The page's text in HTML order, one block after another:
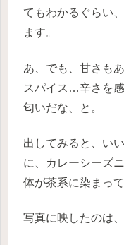
てもわかるぐらい
ます。
あ、でも、甘さも
スパイス…辛さを
匂いだな、と。
出してみると、い
に、カレーシーズ
体が茶系に染まっ
写真に映したのは